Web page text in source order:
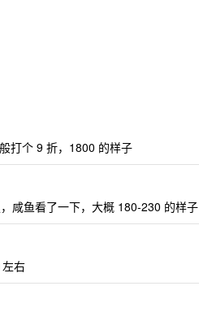
打个 9 折，1800 的样子
咸鱼看了一下，大概 180-230 的样子
右